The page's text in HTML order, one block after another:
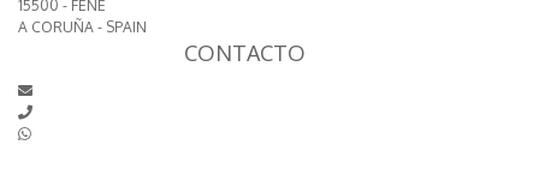
15500 - FENE
A CORUÑA - SPAIN
CONTACTO